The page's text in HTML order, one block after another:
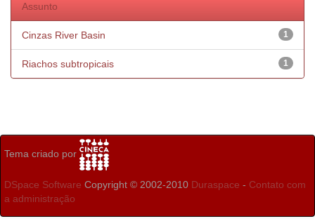
Assunto
1
Cinzas River Basin
1
Riachos subtropicais
Tema criado por
DSpace Software Copyright © 2002-2010 Duraspace - Contato com
a administração